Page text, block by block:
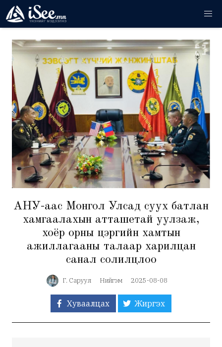
АНУ-аас Монгол Улсад суух батлан
хамгаалахын атташетай уулзаж,
хоёр орны цэргийн хамтын
ажиллагааны талаар харилцан
санал солилцлоо
Г. Саруул Нийгэм 2025-08-08
Хуваалцах Жиргэх